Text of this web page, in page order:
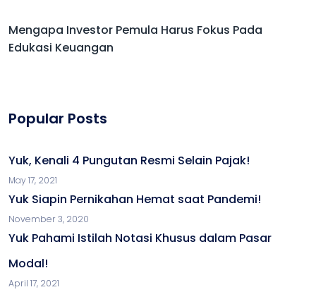
Mengapa Investor Pemula Harus Fokus Pada
Edukasi Keuangan
Popular Posts
Yuk, Kenali 4 Pungutan Resmi Selain Pajak!
May 17, 2021
Yuk Siapin Pernikahan Hemat saat Pandemi!
November 3, 2020
Yuk Pahami Istilah Notasi Khusus dalam Pasar
Modal!
April 17, 2021